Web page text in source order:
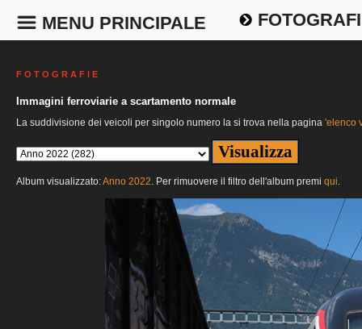
MENU PRINCIPALE
F O T O G R A F I E
Immagini ferroviarie a scartamento normale
La suddivisione dei veicoli per singolo numero la si trova nella pagina 'elenco
Album visualizzato:Anno 2022. Per rimuovere il filtro dell'album premi qui.